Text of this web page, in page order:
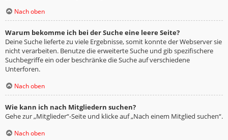
Nach oben
Warum bekomme ich bei der Suche eine leere Seite?
Deine Suche lieferte zu viele Ergebnisse, somit konnte der Webserver sie
nicht verarbeiten. Benutze die erweiterte Suche und gib spezifischere
Suchbegriffe ein oder beschränke die Suche auf verschiedene
Unterforen.
Nach oben
Wie kann ich nach Mitgliedern suchen?
Gehe zur „Mitglieder“-Seite und klicke auf „Nach einem Mitglied suchen“.
Nach oben